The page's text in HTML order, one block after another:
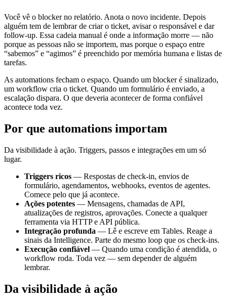
Você vê o blocker no relatório. Anota o novo incidente. Depois
alguém tem de lembrar de criar o ticket, avisar o responsável e dar
follow-up. Essa cadeia manual é onde a informação morre — não
porque as pessoas não se importem, mas porque o espaço entre
“sabemos” e “agimos” é preenchido por memória humana e listas de
tarefas.
As automations fecham o espaço. Quando um blocker é sinalizado,
um workflow cria o ticket. Quando um formulário é enviado, a
escalação dispara. O que deveria acontecer de forma confiável
acontece toda vez.
Por que automations importam
Da visibilidade à ação. Triggers, passos e integrações em um só
lugar.
Triggers ricos — Respostas de check-in, envios de
formulário, agendamentos, webhooks, eventos de agentes.
Comece pelo que já acontece.
Ações potentes — Mensagens, chamadas de API,
atualizações de registros, aprovações. Conecte a qualquer
ferramenta via HTTP e API pública.
Integração profunda — Lê e escreve em Tables. Reage a
sinais da Intelligence. Parte do mesmo loop que os check-ins.
Execução confiável — Quando uma condição é atendida, o
workflow roda. Toda vez — sem depender de alguém
lembrar.
Da visibilidade à ação